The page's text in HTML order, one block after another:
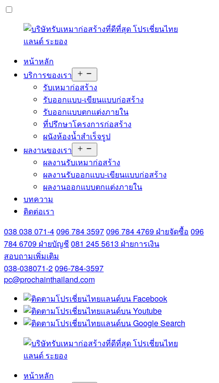
หน้าหลัก
บริการของเรา
menu
รับเหมาก่อสร้าง
รับออกแบบ-เขียนแบบก่อสร้าง
รับออกแบบตกแต่งภายใน
ที่ปรึกษาโครงการก่อสร้าง
ผนังห้องน้ำสำเร็จรูป
ผลงานของเรา
menu
ผลงานรับเหมาก่อสร้าง
ผลงานรับออกแบบ-เขียนแบบก่อสร้าง
ผลงานออกแบบตกแต่งภายใน
บทความ
ติดต่อเรา
038 038 071-4096 784 3597096 784 4769 ฝ่ายจัดซื้อ 096
784 6709 ฝ่ายบัญชี 081 245 5613 ฝ่ายการเงิน
สอบถามเพิ่มเติม
038-038071-2096-784-3597
pc@prochainthailand.com
หน้าหลัก